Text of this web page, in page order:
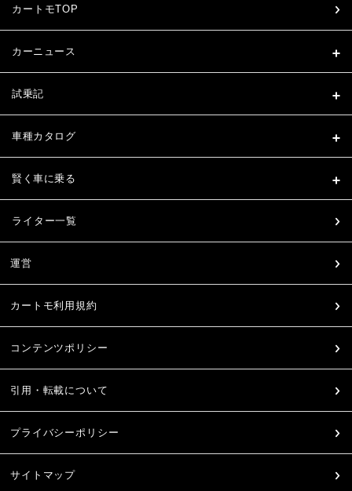
カートモTOP
カーニュース
試乗記
車種カタログ
賢く車に乗る
ライター一覧
運営
カートモ利用規約
コンテンツポリシー
引用・転載について
プライバシーポリシー
サイトマップ